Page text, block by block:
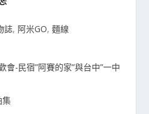
誌, 阿米GO,麵線
會-民宿”阿賽的家”與台中”一中
集